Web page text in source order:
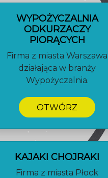
WYPOŻYCZALNIA
ODKURZACZY
PIORĄCYCH
Firma z miasta Warszawa
działająca w branży
Wypożyczalnia.
OTWÓRZ
KAJAKI CHOJRAKI
Firma z miasta Płock